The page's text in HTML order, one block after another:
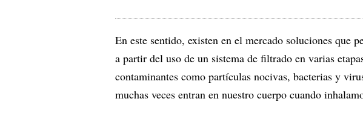
En este sentido, existen en el mercado soluciones que
a partir del uso de un sistema de filtrado en varias
contaminantes como partículas nocivas, bacterias y
muchas veces entran en nuestro cuerpo cuando